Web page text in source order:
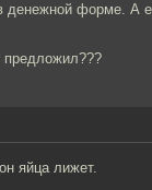
денежной форме. А
предложил???
яйца лижет.